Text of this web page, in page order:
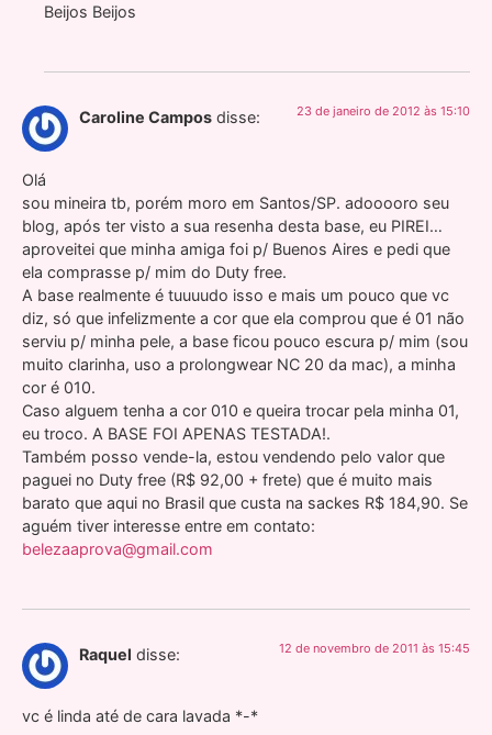
Beijos Beijos
Caroline Campos disse: 23 de janeiro de 2012 às 15:10
Olá
sou mineira tb, porém moro em Santos/SP. adooooro seu
blog, após ter visto a sua resenha desta base, eu PIREI…
aproveitei que minha amiga foi p/ Buenos Aires e pedi que
ela comprasse p/ mim do Duty free.
A base realmente é tuuuudo isso e mais um pouco que vc
diz, só que infelizmente a cor que ela comprou que é 01 não
serviu p/ minha pele, a base ficou pouco escura p/ mim (sou
muito clarinha, uso a prolongwear NC 20 da mac), a minha
cor é 010.
Caso alguem tenha a cor 010 e queira trocar pela minha 01,
eu troco. A BASE FOI APENAS TESTADA!.
Também posso vende-la, estou vendendo pelo valor que
paguei no Duty free (R$ 92,00 + frete) que é muito mais
barato que aqui no Brasil que custa na sackes R$ 184,90. Se
aguém tiver interesse entre em contato:
belezaaprova@gmail.com
Raquel disse: 12 de novembro de 2011 às 15:45
vc é linda até de cara lavada *-*